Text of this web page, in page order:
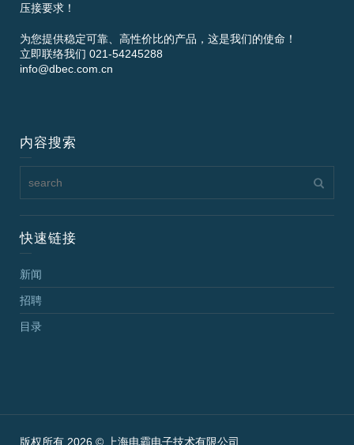
压接要求！
为您提供稳定可靠、高性价比的产品，这是我们的使命！
立即联络我们 021-54245288
info@dbec.com.cn
内容搜索
快速链接
新闻
招聘
目录
版权所有 2026 © 上海电霸电子技术有限公司